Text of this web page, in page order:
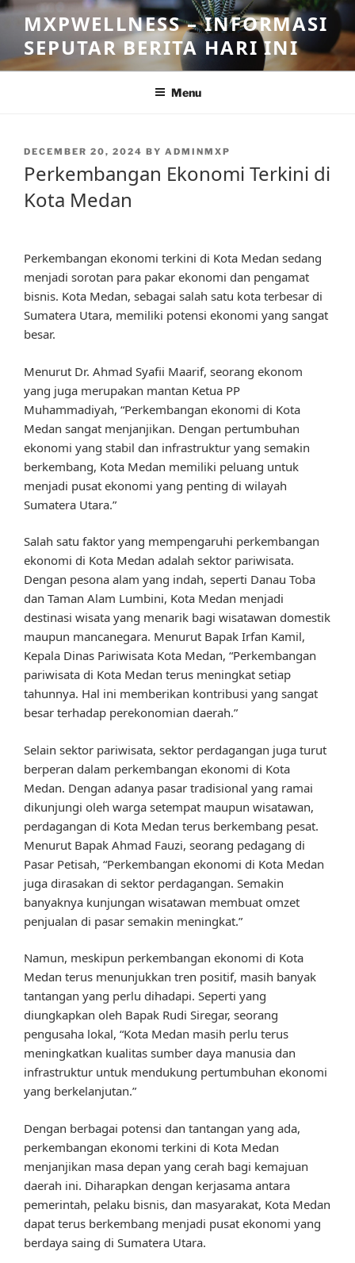
Skip
content
MXPWELLNESS – INFORMASI
SEPUTAR BERITA HARI INI
Menu
POSTED
DECEMBER 20, 2024 BY ADMINMXP
Perkembangan Ekonomi Terkini di
Kota Medan
Perkembangan ekonomi terkini di Kota Medan sedang
menjadi sorotan para pakar ekonomi dan pengamat
bisnis. Kota Medan, sebagai salah satu kota terbesar di
Sumatera Utara, memiliki potensi ekonomi yang sangat
besar.
Menurut Dr. Ahmad Syafii Maarif, seorang ekonom
yang juga merupakan mantan Ketua PP
Muhammadiyah, “Perkembangan ekonomi di Kota
Medan sangat menjanjikan. Dengan pertumbuhan
ekonomi yang stabil dan infrastruktur yang semakin
berkembang, Kota Medan memiliki peluang untuk
menjadi pusat ekonomi yang penting di wilayah
Sumatera Utara.”
Salah satu faktor yang mempengaruhi perkembangan
ekonomi di Kota Medan adalah sektor pariwisata.
Dengan pesona alam yang indah, seperti Danau Toba
dan Taman Alam Lumbini, Kota Medan menjadi
destinasi wisata yang menarik bagi wisatawan domestik
maupun mancanegara. Menurut Bapak Irfan Kamil,
Kepala Dinas Pariwisata Kota Medan, “Perkembangan
pariwisata di Kota Medan terus meningkat setiap
tahunnya. Hal ini memberikan kontribusi yang sangat
besar terhadap perekonomian daerah.”
Selain sektor pariwisata, sektor perdagangan juga turut
berperan dalam perkembangan ekonomi di Kota
Medan. Dengan adanya pasar tradisional yang ramai
dikunjungi oleh warga setempat maupun wisatawan,
perdagangan di Kota Medan terus berkembang pesat.
Menurut Bapak Ahmad Fauzi, seorang pedagang di
Pasar Petisah, “Perkembangan ekonomi di Kota Medan
juga dirasakan di sektor perdagangan. Semakin
banyaknya kunjungan wisatawan membuat omzet
penjualan di pasar semakin meningkat.”
Namun, meskipun perkembangan ekonomi di Kota
Medan terus menunjukkan tren positif, masih banyak
tantangan yang perlu dihadapi. Seperti yang
diungkapkan oleh Bapak Rudi Siregar, seorang
pengusaha lokal, “Kota Medan masih perlu terus
meningkatkan kualitas sumber daya manusia dan
infrastruktur untuk mendukung pertumbuhan ekonomi
yang berkelanjutan.”
Dengan berbagai potensi dan tantangan yang ada,
perkembangan ekonomi terkini di Kota Medan
menjanjikan masa depan yang cerah bagi kemajuan
daerah ini. Diharapkan dengan kerjasama antara
pemerintah, pelaku bisnis, dan masyarakat, Kota Medan
dapat terus berkembang menjadi pusat ekonomi yang
berdaya saing di Sumatera Utara.